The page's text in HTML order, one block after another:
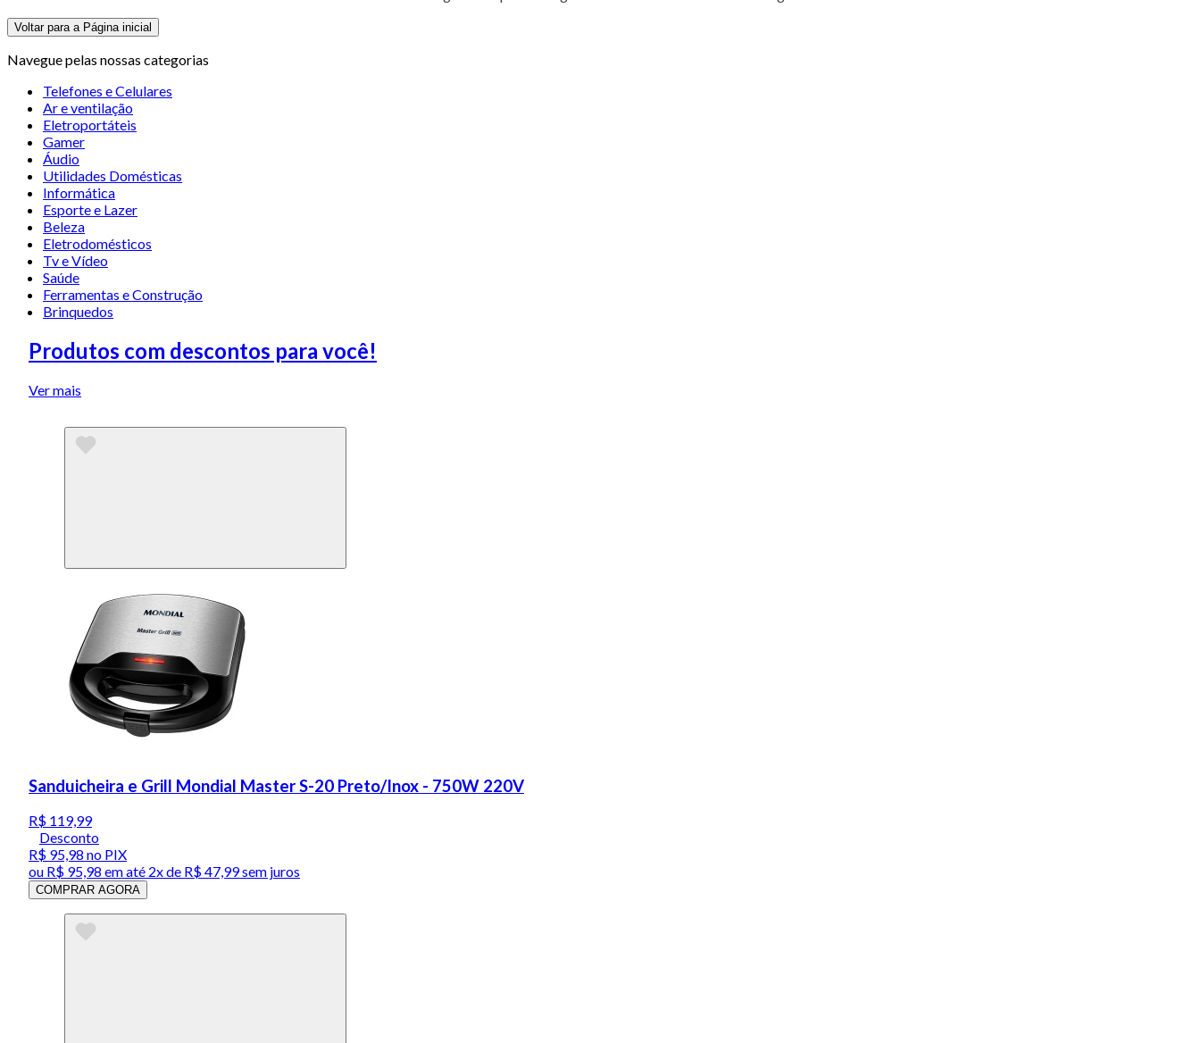
Voltar para a Página inicial
Navegue pelas nossas categorias
Telefones e Celulares
Ar e ventilação
Eletroportáteis
Gamer
Áudio
Utilidades Domésticas
Informática
Esporte e Lazer
Beleza
Eletrodomésticos
Tv e Vídeo
Saúde
Ferramentas e Construção
Brinquedos
Produtos com descontos para você!
Ver mais
Sanduicheira e Grill Mondial Master S-20 Preto/Inox - 750W 220V
R$ 119,99
Desconto
R$ 95,98 no PIX
ou R$ 95,98 em até 2x de R$ 47,99 sem juros
COMPRAR AGORA